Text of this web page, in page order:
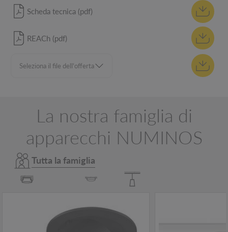
Scheda tecnica (pdf)
REACh (pdf)
La nostra famiglia di
apparecchi NUMINOS
Tutta la famiglia